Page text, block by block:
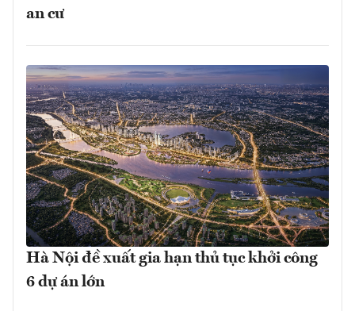
an cư
Hà Nội đề xuất gia hạn thủ tục khởi công
6 dự án lớn